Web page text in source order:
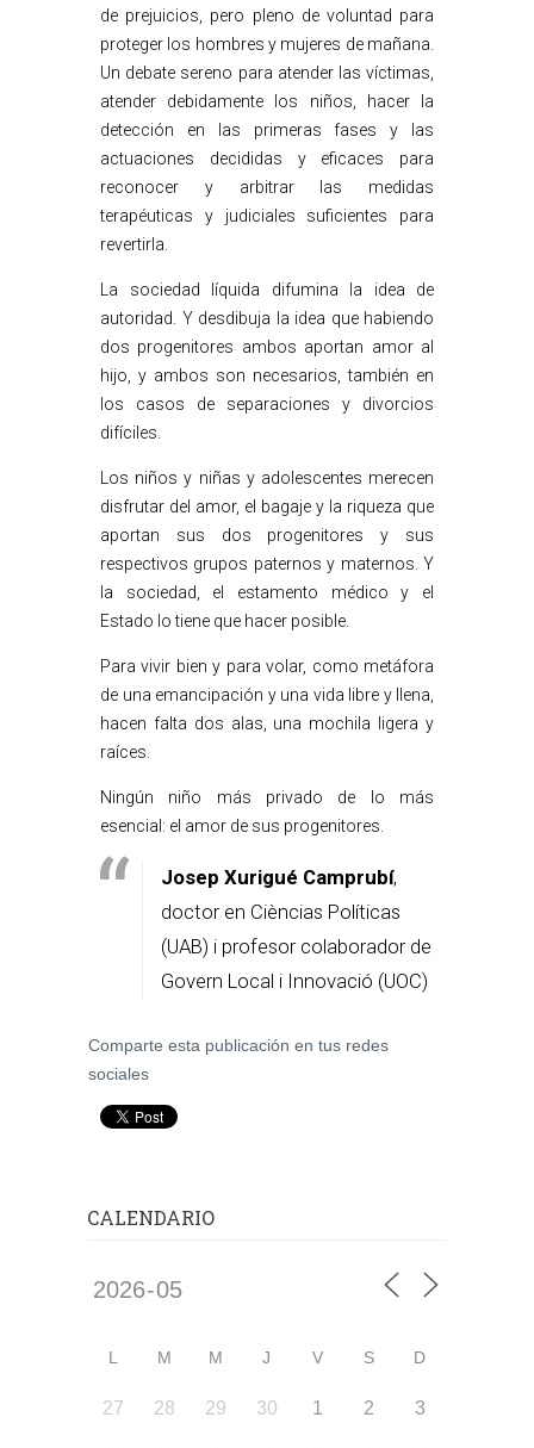
de prejuicios, pero pleno de voluntad para
proteger los hombres y mujeres de mañana.
Un debate sereno para atender las víctimas,
atender debidamente los niños, hacer la
detección en las primeras fases y las
actuaciones decididas y eficaces para
reconocer y arbitrar las medidas
terapéuticas y judiciales suficientes para
revertirla.
La sociedad líquida difumina la idea de
autoridad. Y desdibuja la idea que habiendo
dos progenitores ambos aportan amor al
hijo, y ambos son necesarios, también en
los casos de separaciones y divorcios
difíciles.
Los niños y niñas y adolescentes merecen
disfrutar del amor, el bagaje y la riqueza que
aportan sus dos progenitores y sus
respectivos grupos paternos y maternos. Y
la sociedad, el estamento médico y el
Estado lo tiene que hacer posible.
Para vivir bien y para volar, como metáfora
de una emancipación y una vida libre y llena,
hacen falta dos alas, una mochila ligera y
raíces.
Ningún niño más privado de lo más
esencial: el amor de sus progenitores.
Josep Xurigué Camprubí,
doctor en Cièncias Políticas
(UAB) i profesor colaborador de
Govern Local i Innovació (UOC)
Comparte esta publicación en tus redes
sociales
CALENDARIO
L M M J V S D
27 28 29 30 1 2 3